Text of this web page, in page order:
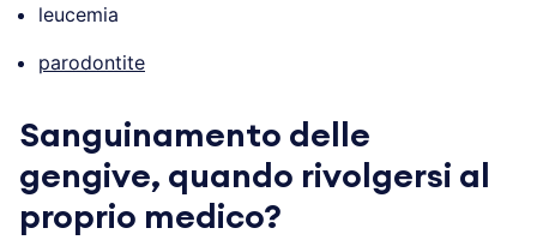
leucemia
parodontite
Sanguinamento delle
gengive, quando rivolgersi al
proprio medico?